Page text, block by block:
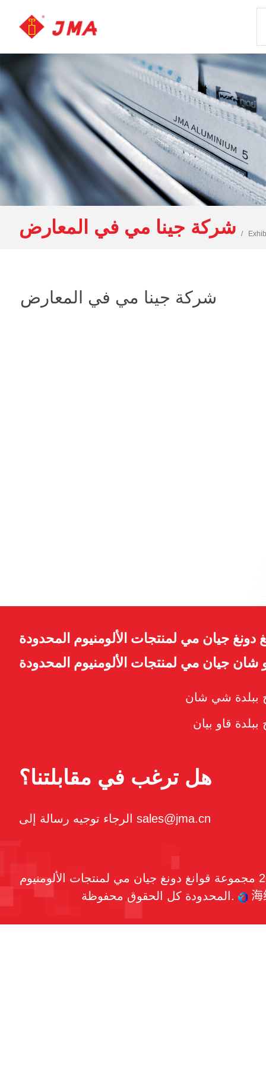
شركة جينا مي في المعارض
شركة جينا مي في المعارض
دونغ جيان مي لمنتجات الألومنيوم المحدودة
جيان مي لمنتجات الألومنيوم المحدودة
ببلدة شي شان
ببلدة قاو بيان
هل ترغب في مقابلتنا؟
الرجاء توجيه رسالة إلى sales@jma.cn
حقوق النشر © 2026 مجموعة قوانغ دونغ جيان مي لمنتجات الألومنيوم
المحدودة كل الحقوق محفوظة.
海